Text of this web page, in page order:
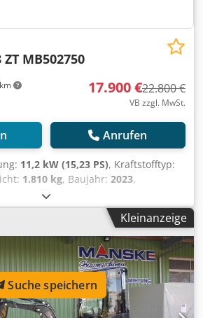
ZT MB502750
17.900 €22.800 €
VB zzgl. MwSt.
Anrufen
11,2 kW (15,23 PS), Kraftstofftyp:
1.810 kg, Baujahr: 2023,
, Ausstattung:
Kabine, UVV,
, Betriebsgewicht mit Kabine und
Yanmar Stage V - Diesel Motor,
wassergekühlt, Planierschild,
990 - 1.300 mm, Kabine
mit verstellbaren Sitz,
Ein-und Ausstieg,
Kreislauf mit Verstellpumpe,
Kleinanzeige
Suche speichern